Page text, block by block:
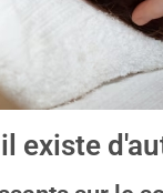
existe